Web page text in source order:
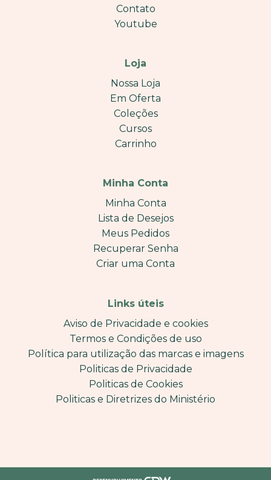
Contato
Youtube
Loja
Nossa Loja
Em Oferta
Coleções
Cursos
Carrinho
Minha Conta
Minha Conta
Lista de Desejos
Meus Pedidos
Recuperar Senha
Criar uma Conta
Links úteis
Aviso de Privacidade e cookies
Termos e Condições de uso
Política para utilização das marcas e imagens
Politicas de Privacidade
Politicas de Cookies
Politicas e Diretrizes do Ministério